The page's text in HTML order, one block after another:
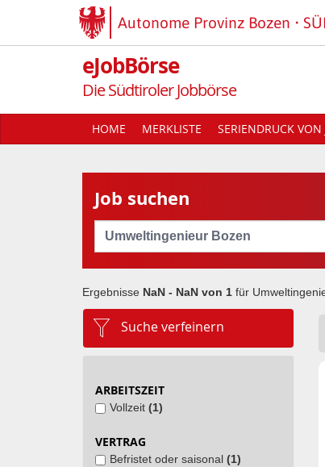
Autonome Provinz Bozen
eJobBörse
Die Südtiroler Jobbörse
HOME MERKLISTE SERIENDRUCK VON
Job suchen
Ergebnisse NaN - NaN von 1 für
Suche verfeinern
ARBEITSZEIT
Vollzeit (1)
VERTRAG
Befristet oder saisonal (1)